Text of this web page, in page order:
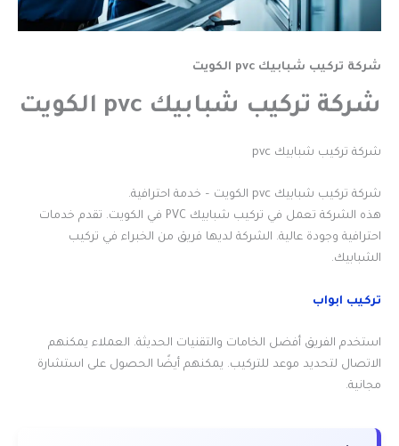
شركة تركيب شبابيك pvc الكويت
شركة تركيب شبابيك pvc الكويت
شركة تركيب شبابيك pvc
شركة تركيب شبابيك pvc الكويت – خدمة احترافية.
هذه الشركة تعمل في تركيب شبابيك PVC في الكويت. تقدم خدمات
احترافية وجودة عالية. الشركة لديها فريق من الخبراء في تركيب
الشبابيك.
تركيب ابواب
استخدم الفريق أفضل الخامات والتقنيات الحديثة. العملاء يمكنهم
الاتصال لتحديد موعد للتركيب. يمكنهم أيضًا الحصول على استشارة
مجانية.